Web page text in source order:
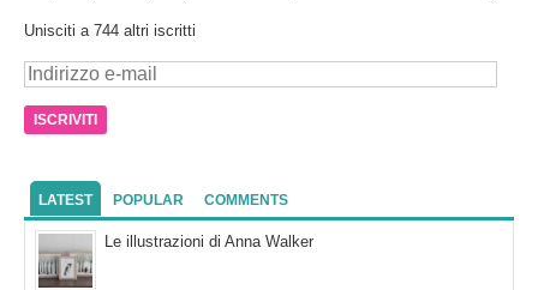
Unisciti a 744 altri iscritti
Indirizzo
mail
LATEST POPULAR COMMENTS
Le illustrazioni di Anna Walker